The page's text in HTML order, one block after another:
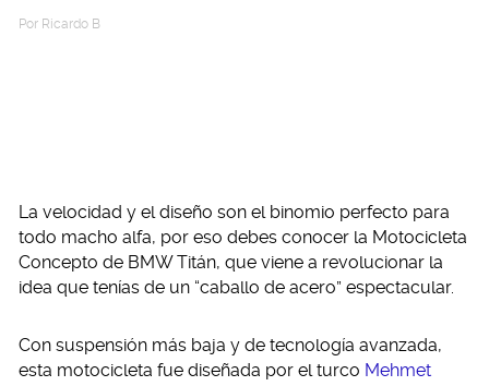
Por Ricardo B
La velocidad y el diseño son el binomio perfecto para
todo macho alfa, por eso debes conocer la Motocicleta
Concepto de BMW Titán, que viene a revolucionar la
idea que tenías de un “caballo de acero” espectacular.
Con suspensión más baja y de tecnología avanzada,
esta motocicleta fue diseñada por el turco Mehmet